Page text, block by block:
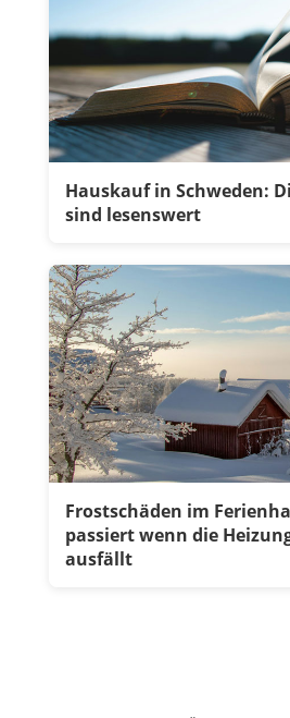
Hauskauf in Schweden:
sind lesenswert
Frostschäden im
passiert wenn die
ausfällt